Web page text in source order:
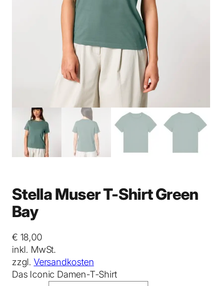
Stella Muser T-Shirt Green
Bay
€ 18,00
inkl. MwSt.
zzgl. Versandkosten
Das Iconic Damen-T-Shirt